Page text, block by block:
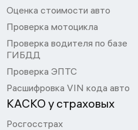
Оценка стоимости авто
Проверка мотоцикла
Проверка водителя по базе
ГИБДД
Проверка ЭПТС
Расшифровка VIN кода авто
КАСКО у страховых
Росгосстрах